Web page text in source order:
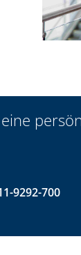
9292-700